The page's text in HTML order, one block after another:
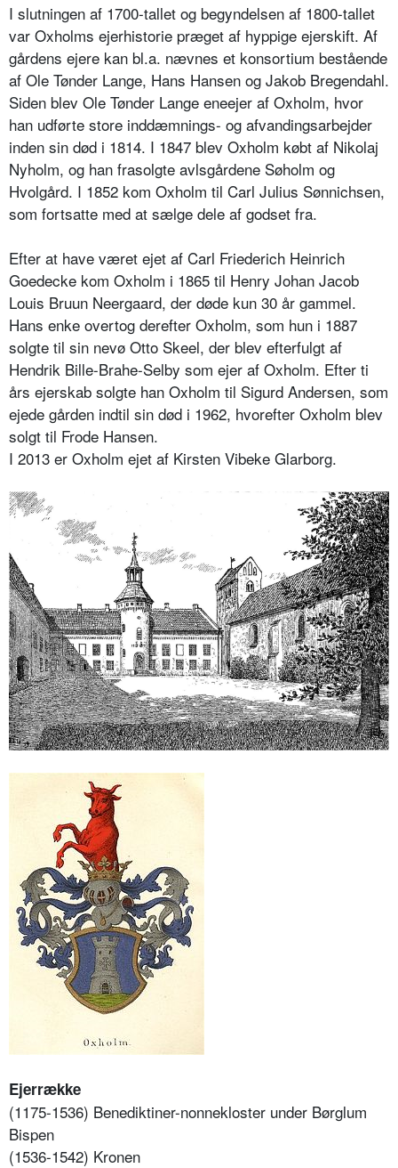
I slutningen af 1700-tallet og begyndelsen af 1800-tallet
var Oxholms ejerhistorie præget af hyppige ejerskift. Af
gårdens ejere kan bl.a. nævnes et konsortium bestående
af Ole Tønder Lange, Hans Hansen og Jakob Bregendahl.
Siden blev Ole Tønder Lange eneejer af Oxholm, hvor
han udførte store inddæmnings- og afvandingsarbejder
inden sin død i 1814. I 1847 blev Oxholm købt af Nikolaj
Nyholm, og han frasolgte avlsgårdene Søholm og
Hvolgård. I 1852 kom Oxholm til Carl Julius Sønnichsen,
som fortsatte med at sælge dele af godset fra.
Efter at have været ejet af Carl Friederich Heinrich
Goedecke kom Oxholm i 1865 til Henry Johan Jacob
Louis Bruun Neergaard, der døde kun 30 år gammel.
Hans enke overtog derefter Oxholm, som hun i 1887
solgte til sin nevø Otto Skeel, der blev efterfulgt af
Hendrik Bille-Brahe-Selby som ejer af Oxholm. Efter ti
års ejerskab solgte han Oxholm til Sigurd Andersen, som
ejede gården indtil sin død i 1962, hvorefter Oxholm blev
solgt til Frode Hansen.
I 2013 er Oxholm ejet af Kirsten Vibeke Glarborg.
Ejerrække
(1175-1536) Benediktiner-nonnekloster under Børglum
Bispen
(1536-1542) Kronen